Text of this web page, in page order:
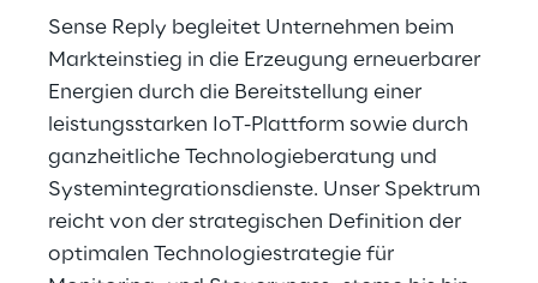
Sense Reply begleitet Unternehmen beim
Markteinstieg in die Erzeugung erneuerbarer
Energien durch die Bereitstellung einer
leistungsstarken IoT-Plattform sowie durch
ganzheitliche Technologieberatung und
Systemintegrationsdienste. Unser Spektrum
reicht von der strategischen Definition der
optimalen Technologiestrategie für